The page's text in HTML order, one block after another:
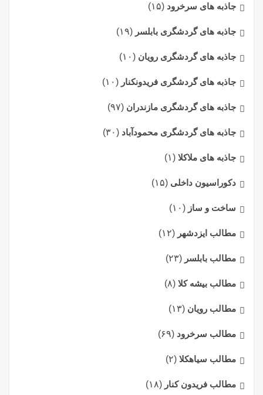
جاذبه های سرخرود (۱۵)
جاذبه های گردشگری بابلسر (۱۹)
جاذبه های گردشگری رویان (۱۰)
جاذبه های گردشگری فریدونکنار (۱۰)
جاذبه های گردشگری مازندران (۹۷)
جاذبه های گردشگری محمودآباد (۳۰)
جاذبه های ملاکلا (۱)
دکوراسیون داخلی (۱۵)
ساخت و ساز (۱۰)
مطالب ایزدشهر (۱۲)
مطالب بابلسر (۲۳)
مطالب بیشه کلا (۸)
مطالب رویان (۱۳)
مطالب سرخرود (۶۹)
مطالب سیاهکلا (۲)
مطالب فریدون کنار (۱۸)